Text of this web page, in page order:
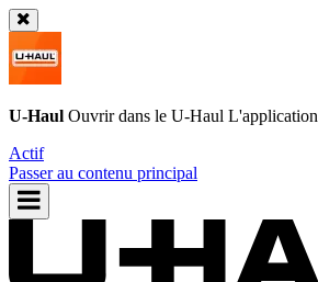
U-Haul Ouvrir dans le U-Haul L'application
Actif
Passer au contenu principal